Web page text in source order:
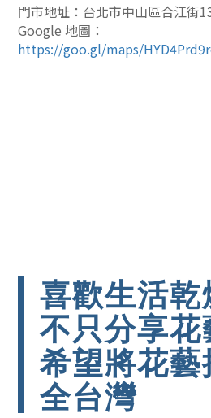
門市地址：台北市中山區合江街
Google 地圖：
https://goo.gl/maps/
喜歡生活
不只分享花
希望將花藝
全台灣